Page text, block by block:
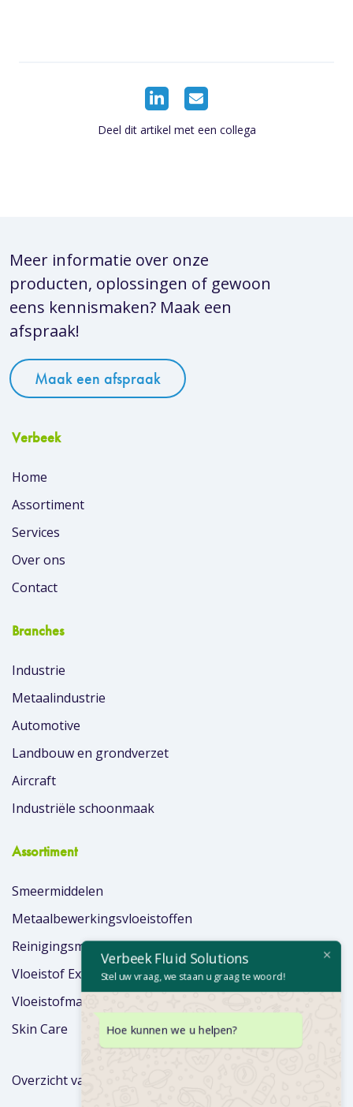
Deel dit artikel met een collega
Meer informatie over onze
producten, oplossingen of gewoon
eens kennismaken? Maak een
afspraak!
Maak een afspraak
Verbeek
Home
Assortiment
Services
Over ons
Contact
Branches
Industrie
Metaalindustrie
Automotive
Landbouw en grondverzet
Aircraft
Industriële schoonmaak
Assortiment
Smeermiddelen
Metaalbewerkingsvloeistoffen
Reinigingsmiddelen
Vloeistof Extra’s
Vloeistofmanagement
Skin Care
Overzicht van merken
Verbeek Fluid Solutions
Stel uw vraag, we staan u graag te woord!
Hoe kunnen we u helpen?